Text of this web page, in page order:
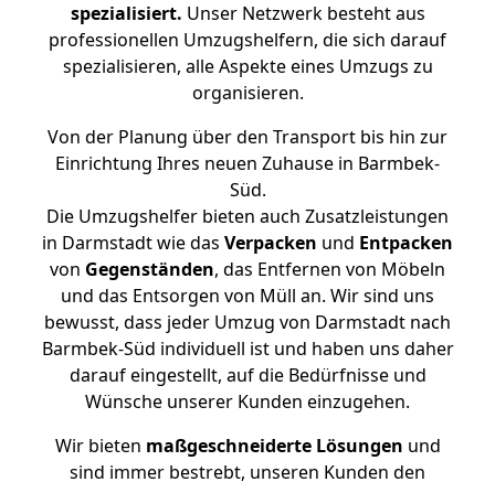
spezialisiert. Unser Netzwerk besteht aus
professionellen Umzugshelfern, die sich darauf
spezialisieren, alle Aspekte eines Umzugs zu
organisieren.
Von der Planung über den Transport bis hin zur
Einrichtung Ihres neuen Zuhause in Barmbek-
Süd.
Die Umzugshelfer bieten auch Zusatzleistungen
in Darmstadt wie das Verpacken und Entpacken
von Gegenständen, das Entfernen von Möbeln
und das Entsorgen von Müll an. Wir sind uns
bewusst, dass jeder Umzug von Darmstadt nach
Barmbek-Süd individuell ist und haben uns daher
darauf eingestellt, auf die Bedürfnisse und
Wünsche unserer Kunden einzugehen.
Wir bieten maßgeschneiderte Lösungen und
sind immer bestrebt, unseren Kunden den